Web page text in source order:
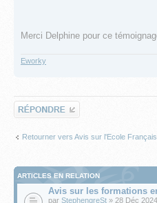
Merci Delphine pour ce
Eworky
Répondre
Retourner vers Avis sur l'Ecole
ARTICLES EN RELATION
Avis sur les formations
par StephengreSt » 28 Déc